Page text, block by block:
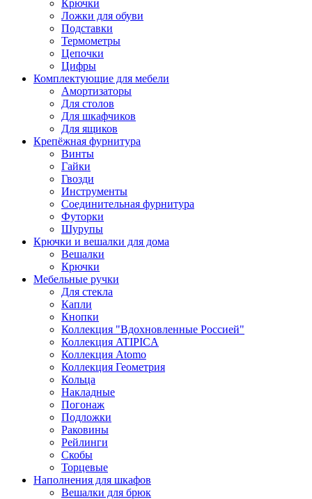
Крючки
Ложки для обуви
Подставки
Термометры
Цепочки
Цифры
Комплектующие для мебели
Амортизаторы
Для столов
Для шкафчиков
Для ящиков
Крепёжная фурнитура
Винты
Гайки
Гвозди
Инструменты
Соединительная фурнитура
Футорки
Шурупы
Крючки и вешалки для дома
Вешалки
Крючки
Мебельные ручки
Для стекла
Капли
Кнопки
Коллекция "Вдохновленные Россией"
Коллекция ATIPICA
Коллекция Atomo
Коллекция Геометрия
Кольца
Накладные
Погонаж
Подложки
Раковины
Рейлинги
Скобы
Торцевые
Наполнения для шкафов
Вешалки для брюк